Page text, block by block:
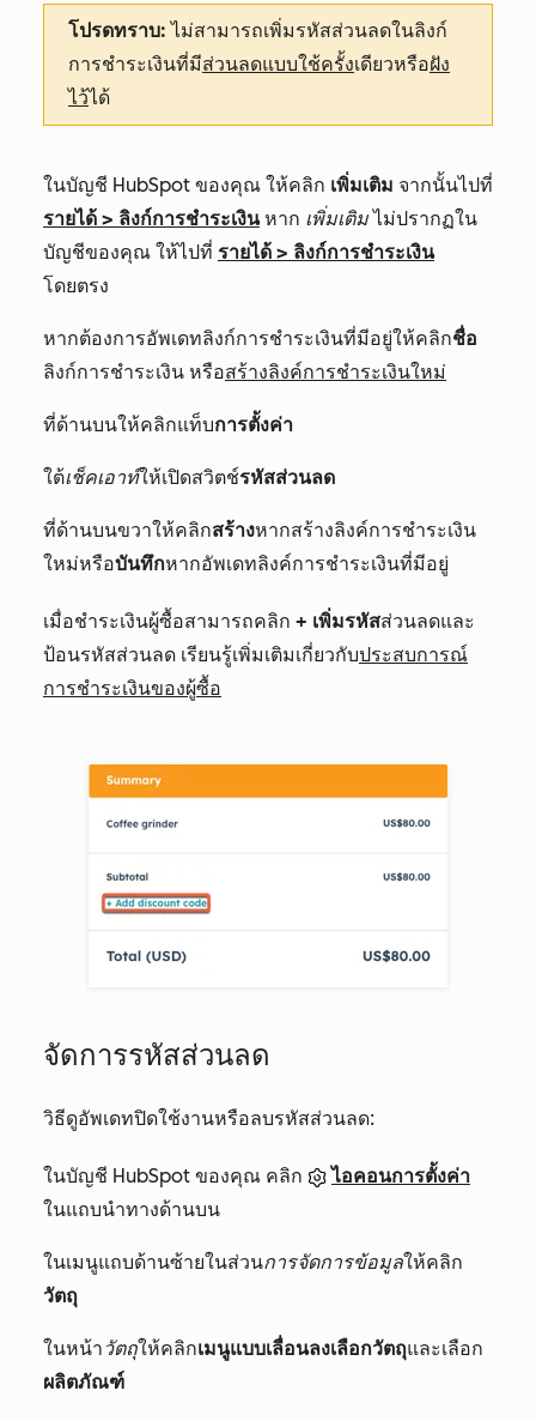
โปรดทราบ: ไม่สามารถเพิ่มรหัสส่วนลดในลิงก์
การชำระเงินที่มีส่วนลดแบบใช้ครั้งเดียวหรือฝัง
ไว้ได้
ในบัญชี HubSpot ของคุณ ให้คลิก เพิ่มเติม จากนั้นไปที่
รายได้ > ลิงก์การชำระเงินหาก เพิ่มเติมไม่ปรากฏใน
บัญชีของคุณ ให้ไปที่ รายได้ > ลิงก์การชำระเงิน
โดยตรง
หากต้องการอัพเดทลิงก์การชำระเงินที่มีอยู่ให้คลิกชื่อ
ลิงก์การชำระเงิน หรือสร้างลิงค์การชำระเงินใหม่
ที่ด้านบนให้คลิกแท็บการตั้งค่า
ใต้เช็คเอาท์ให้เปิดสวิตช์รหัสส่วนลด
ที่ด้านบนขวาให้คลิกสร้างหากสร้างลิงค์การชำระเงิน
ใหม่หรือบันทึกหากอัพเดทลิงค์การชำระเงินที่มีอยู่
เมื่อชำระเงินผู้ซื้อสามารถคลิก + เพิ่มรหัสส่วนลดและ
ป้อนรหัสส่วนลด เรียนรู้เพิ่มเติมเกี่ยวกับประสบการณ์
การชำระเงินของผู้ซื้อ
จัดการรหัสส่วนลด
วิธีดูอัพเดทปิดใช้งานหรือลบรหัสส่วนลด:
ในบัญชี HubSpot ของคุณ คลิก
ไอคอนการตั้งค่า
ในแถบนำทางด้านบน
ในเมนูแถบด้านซ้ายในส่วนการจัดการข้อมูลให้คลิก
วัตถุ
ในหน้าวัตถุให้คลิกเมนูแบบเลื่อนลงเลือกวัตถุและเลือก
ผลิตภัณฑ์